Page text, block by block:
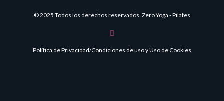
© 2025 Todos los derechos reservados. Zero Yoga - Pilates
Política de Privacidad/Condiciones de uso y Uso de Cookies